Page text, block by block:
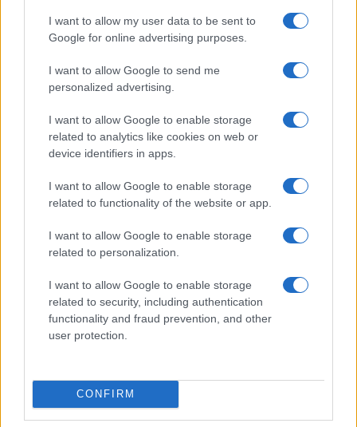
I want to allow my user data to be sent to
Google for online advertising purposes.
I want to allow Google to send me
personalized advertising.
I want to allow Google to enable storage
related to analytics like cookies on web or
device identifiers in apps.
I want to allow Google to enable storage
related to functionality of the website or app.
I want to allow Google to enable storage
related to personalization.
I want to allow Google to enable storage
related to security, including authentication
functionality and fraud prevention, and other
user protection.
CONFIRM
Maxi piano tra Smeralda Holding e il Comune di
Arzachena
Salvini al concerto per De Andrè, la nipote: “Mio
nonno gli avrebbe chiesto che cazzo ci faceva”
Stop ai cantieri privati a Olbia, nuove regole
Rapina a Porto Rotondo, due uomini fermati dai
carabinieri
Auto prende fuoco sulla strada statale 125 a
Olbia, cosa è successo